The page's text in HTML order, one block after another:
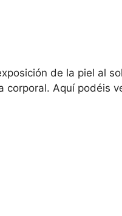
de la piel al
corporal. Aquí podéis